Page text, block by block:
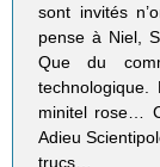
sont invités
pense à Niel,
Que du
minitel rose…
Adieu
trucs…